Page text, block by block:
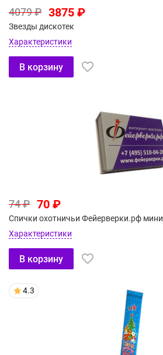
4079 ₽ 3875 ₽
Звезды дискотек
Характеристики
В корзину
74 ₽ 70 ₽
Спички охотничьи Фейерверки.рф мини
Характеристики
В корзину
4.3